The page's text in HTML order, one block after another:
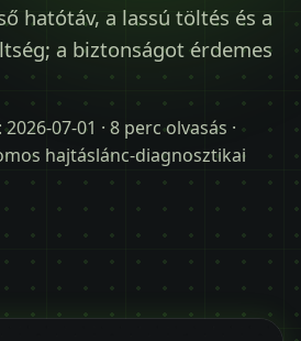
+36 30 680 7511
hatótáv, a lassú töltés és a
a biztonságot érdemes
2026-07-01 · 8 perc olvasás ·
hajtáslánc-diagnosztikai